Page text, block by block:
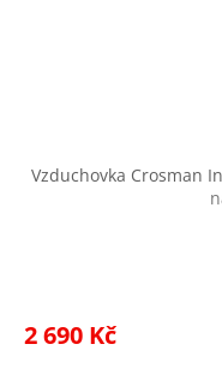
Vzduchovka Crosman
2 690 Kč